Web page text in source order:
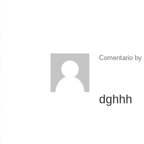
Comentario by
dghhh